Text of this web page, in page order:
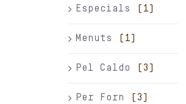
Especials (1)
Menuts (1)
Pel Caldo (3)
Per Forn (3)